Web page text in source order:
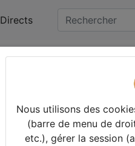
Directs
Nous utilisons des
(barre de menu de
etc.), gérer la session